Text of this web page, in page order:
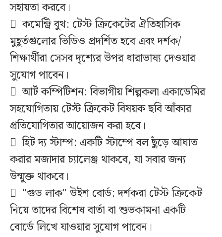
সহায়তা করবে।
 কমেন্ট্রি বুথ: টেস্ট ক্রিকেটের ঐতিহাসিক
মুহূর্তগুলোর ভিডিও প্রদর্শিত হবে এবং দর্শক/
শিক্ষার্থীরা সেসব দৃশ্যের উপর ধারাভাষ্য দেওয়ার
সুযোগ পাবেন।
 আর্ট কম্পিটিশন: বিভাগীয় শিল্পকলা একাডেমির
সহযোগিতায় টেস্ট ক্রিকেট বিষয়ক ছবি আঁকার
প্রতিযোগিতার আয়োজন করা হবে।
 হিট দ্য স্টাম্প: একটি স্টাম্পে বল ছুঁড়ে আঘাত
করার মজাদার চ্যালেঞ্জ থাকবে, যা সবার জন্য
উন্মুক্ত থাকবে।
 "গুড লাক" উইশ বোর্ড: দর্শকরা টেস্ট ক্রিকেট
নিয়ে তাদের বিশেষ বার্তা বা শুভকামনা একটি
বোর্ডে লিখে যাওয়ার সুযোগ পাবেন।